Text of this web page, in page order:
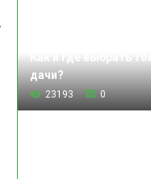
дачи?
23193 0